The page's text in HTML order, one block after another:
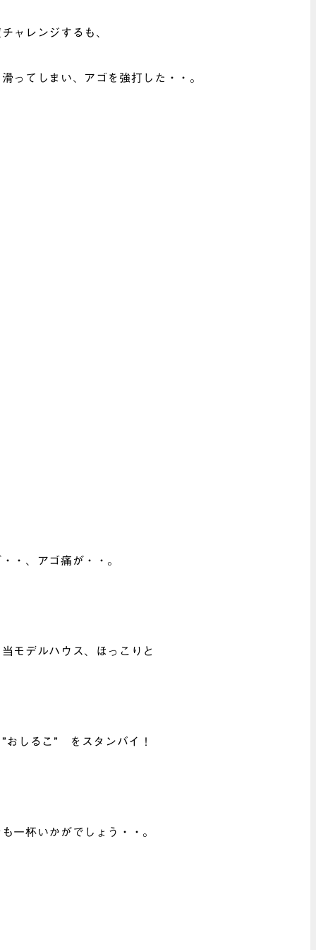
ャレンジするも、
ってしまい、アゴを強打した・・。
・、アゴ痛が・・。
モデルハウス、ほっこりと
しるこ” をスタンバイ！
杯いかがでしょう・・。